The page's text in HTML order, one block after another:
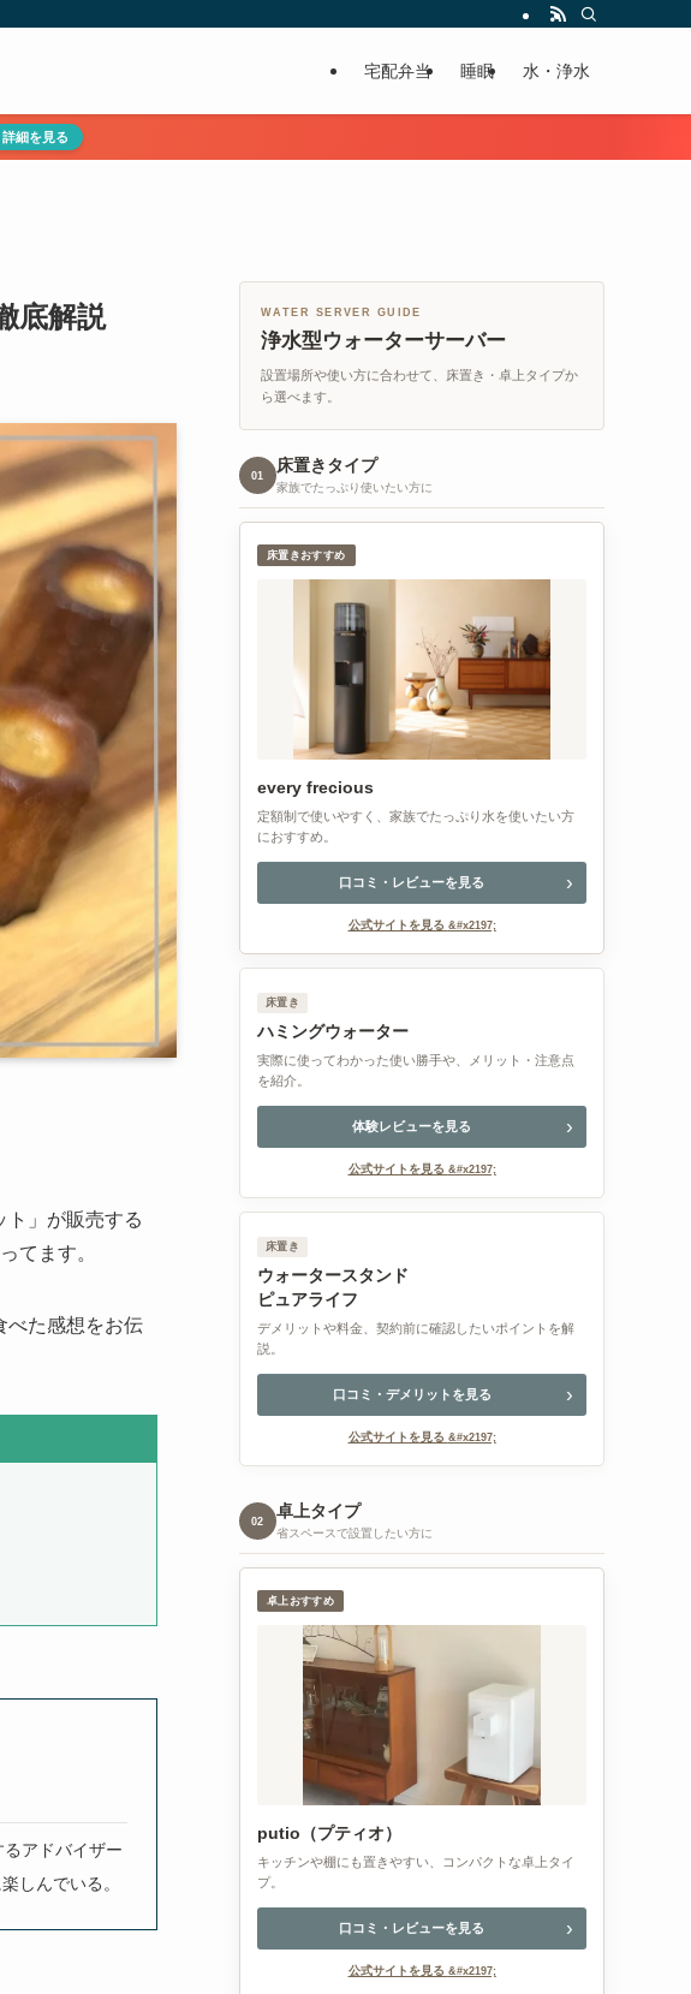
宅配弁当 睡眠 水・浄水
詳細を見る
底解説
ト」が販売する
てます。
べた感想をお伝
アドバイザー
しんでいる。
WATER SERVER GUIDE
浄水型ウォーターサーバー
設置場所や使い方に合わせて、床置き・卓上タイプか
ら選べます。
01
床置きタイプ
家族でたっぷり使いたい方に
床置きおすすめ
every frecious
定額制で使いやすく、家族でたっぷり水を使いたい方
におすすめ。
口コミ・レビューを見る
公式サイトを見る
床置き
ハミングウォーター
実際に使ってわかった使い勝手や、メリット・注意点
を紹介。
体験レビューを見る
公式サイトを見る
床置き
ウォータースタンド
ピュアライフ
デメリットや料金、契約前に確認したいポイントを解
説。
口コミ・デメリットを見る
公式サイトを見る
02
卓上タイプ
省スペースで設置したい方に
卓上おすすめ
putio（プティオ）
キッチンや棚にも置きやすい、コンパクトな卓上タイ
プ。
口コミ・レビューを見る
公式サイトを見る